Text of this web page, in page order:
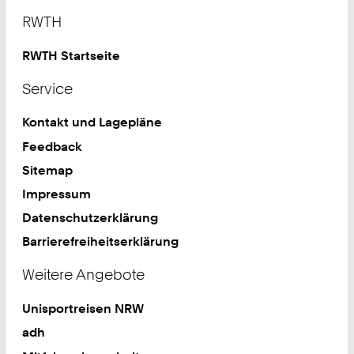
RWTH
RWTH Startseite
Service
Kontakt und Lagepläne
Feedback
Sitemap
Impressum
Datenschutzerklärung
Barrierefreiheitserklärung
Weitere Angebote
Unisportreisen NRW
adh